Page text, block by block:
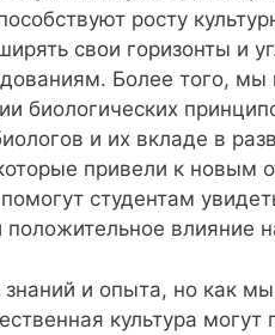
росту
свои горизонты и
Более того,
биологических
и их вкладе в
привели к новым
студентам
положительное влияние
и опыта, но как
культура могут